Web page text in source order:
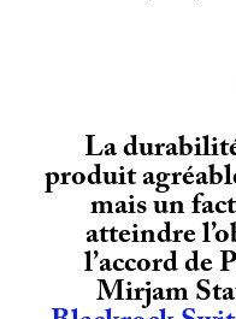
La durabilité
produit
mais un
atteindre
l’accord de
Mirjam